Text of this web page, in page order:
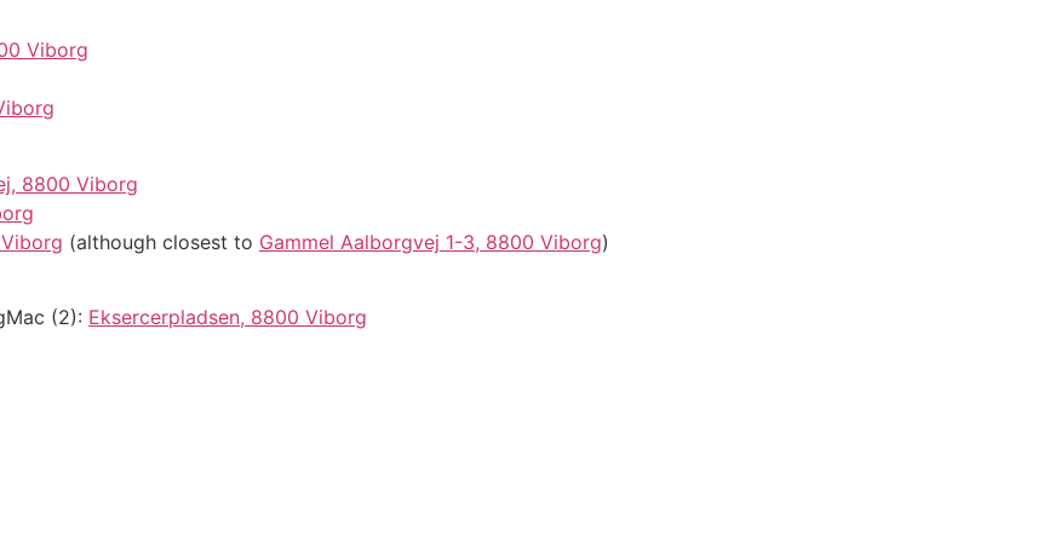
Viborg
8800 Viborg
(although closest to Gammel Aalborgvej 1-3, 8800 Viborg)
(2): Eksercerpladsen, 8800 Viborg